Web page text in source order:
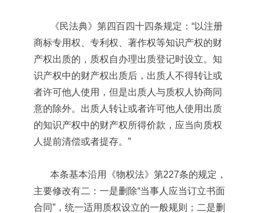
《民法典》第四百四十四条规定：“以注册
商标专用权、专利权、著作权等知识产权的财
产权出质的，质权自办理出质登记时设立。知
识产权中的财产权出质后，出质人不得转让或
者许可他人使用，但是出质人与质权人协商同
意的除外。出质人转让或者许可他人使用出质
的知识产权中的财产权所得价款，应当向质权
人提前清偿或者提存。”
本条基本沿用《物权法》第227条的规定，
主要修改有二：一是删除“当事人应当订立书面
合同”，统一适用质权设立的一般规则；二是删